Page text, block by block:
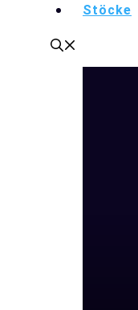
Stöcke